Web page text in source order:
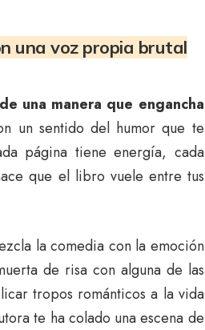
una voz propia brutal
una manera que engancha
un sentido del humor que te
página tiene energía, cada
que el libro vuele entre tus
la comedia con la emoción
de risa con alguna de las
tropos románticos a la vida
te ha colado una escena de